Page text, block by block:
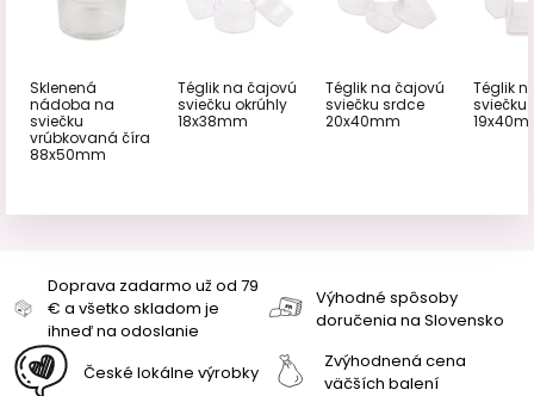
Sklenená
nádoba na
sviečku
vrúbkovaná číra
88x50mm
Téglik na čajovú
sviečku okrúhly
18x38mm
Téglik na čajovú
sviečku srdce
20x40mm
Téglik
sviečku
Doprava zadarmo už od 79
€ a všetko skladom je
ihneď na odoslanie
Výhodné spôsoby
doručenia na Slovensko
České lokálne výrobky
Zvýhodnená cena
väčších balení